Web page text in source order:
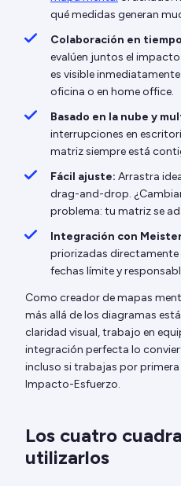
qué medidas generan
Colaboración en
evalúen juntos el
es visible
oficina o en home office.
Basado en la nube y
interrupciones en
matriz siempre está
Fácil ajuste: Arrastra
drag-and-drop.
problema: tu matriz se
Integración con
priorizadas
fechas límite y
Como creador de mapas
más allá de los diagramas
claridad visual, trabajo en
integración perfecta lo
incluso si trabajas por
Impacto-Esfuerzo.
Los cuatro
utilizarlos